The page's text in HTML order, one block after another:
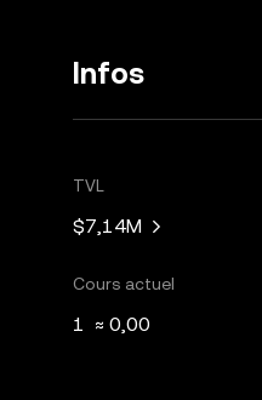
Infos
TVL
$7,14M
Cours actuel
1 ≈ 0,00